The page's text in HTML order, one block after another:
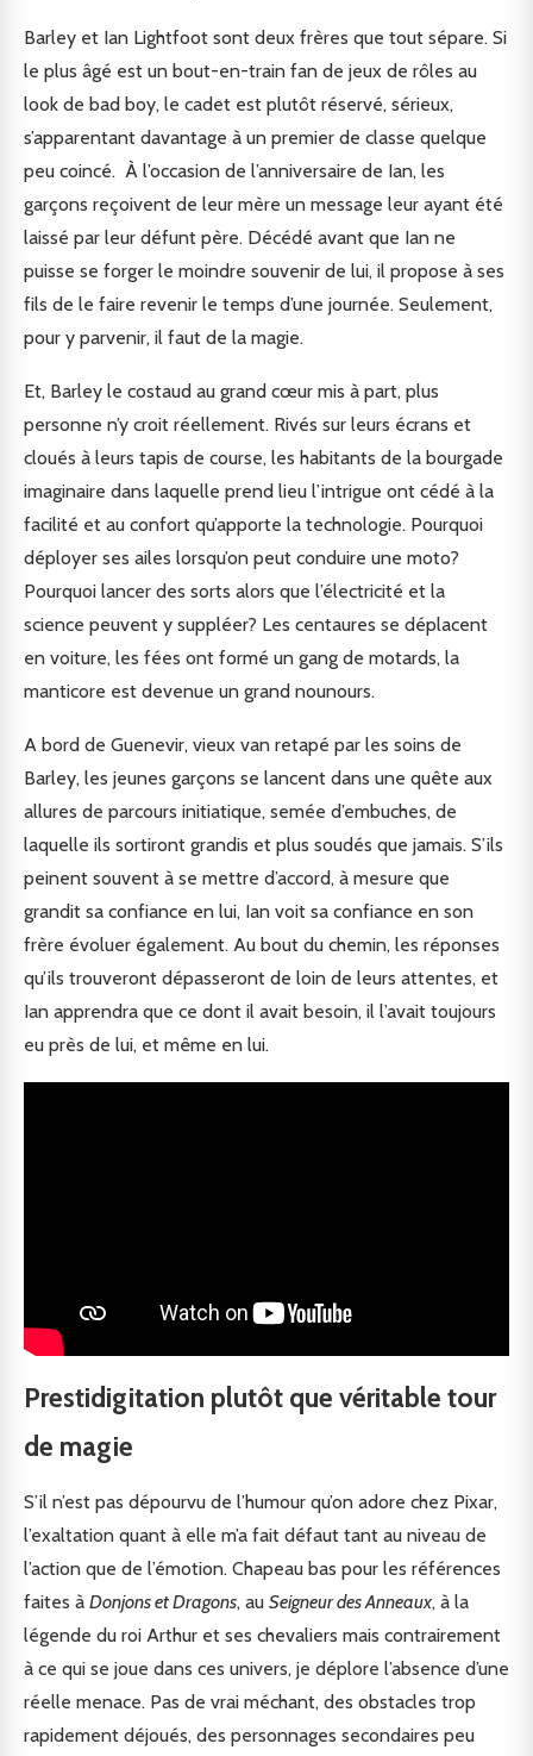
Barley et Ian Lightfoot sont deux frères que tout sépare. Si
le plus âgé est un bout-en-train fan de jeux de rôles au
look de bad boy, le cadet est plutôt réservé, sérieux,
s’apparentant davantage à un premier de classe quelque
peu coincé. À l’occasion de l’anniversaire de Ian, les
garçons reçoivent de leur mère un message leur ayant été
laissé par leur défunt père. Décédé avant que Ian ne
puisse se forger le moindre souvenir de lui, il propose à ses
fils de le faire revenir le temps d’une journée. Seulement,
pour y parvenir, il faut de la magie.
Et, Barley le costaud au grand cœur mis à part, plus
personne n’y croit réellement. Rivés sur leurs écrans et
cloués à leurs tapis de course, les habitants de la bourgade
imaginaire dans laquelle prend lieu l’intrigue ont cédé à la
facilité et au confort qu’apporte la technologie. Pourquoi
déployer ses ailes lorsqu’on peut conduire une moto?
Pourquoi lancer des sorts alors que l’électricité et la
science peuvent y suppléer? Les centaures se déplacent
en voiture, les fées ont formé un gang de motards, la
manticore est devenue un grand nounours.
A bord de Guenevir, vieux van retapé par les soins de
Barley, les jeunes garçons se lancent dans une quête aux
allures de parcours initiatique, semée d’embuches, de
laquelle ils sortiront grandis et plus soudés que jamais. S’ils
peinent souvent à se mettre d’accord, à mesure que
grandit sa confiance en lui, Ian voit sa confiance en son
frère évoluer également. Au bout du chemin, les réponses
qu’ils trouveront dépasseront de loin de leurs attentes, et
Ian apprendra que ce dont il avait besoin, il l’avait toujours
eu près de lui, et même en lui.
Prestidigitation plutôt que véritable tour
de magie
S’il n’est pas dépourvu de l’humour qu’on adore chez Pixar,
l’exaltation quant à elle m’a fait défaut tant au niveau de
l’action que de l’émotion. Chapeau bas pour les références
faites à Donjons et Dragons, au Seigneur des Anneaux, à la
légende du roi Arthur et ses chevaliers mais contrairement
à ce qui se joue dans ces univers, je déplore l’absence d’une
réelle menace. Pas de vrai méchant, des obstacles trop
rapidement déjoués, des personnages secondaires peu